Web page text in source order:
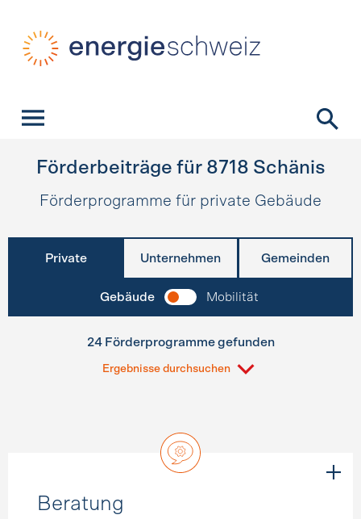
Förderbeiträge für 8718 Schänis
Förderprogramme für private Gebäude
Private Unternehmen Gemeinden
Gebäude Mobilität
24 Förderprogramme gefunden
Ergebnisse durchsuchen
Beratung